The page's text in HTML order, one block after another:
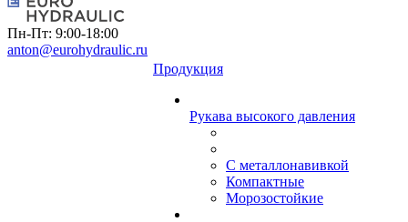
Пн-Пт: 9:00-18:00
anton@eurohydraulic.ru
Продукция
Рукава высокого давления
С металлонавивкой
Компактные
Морозостойкие